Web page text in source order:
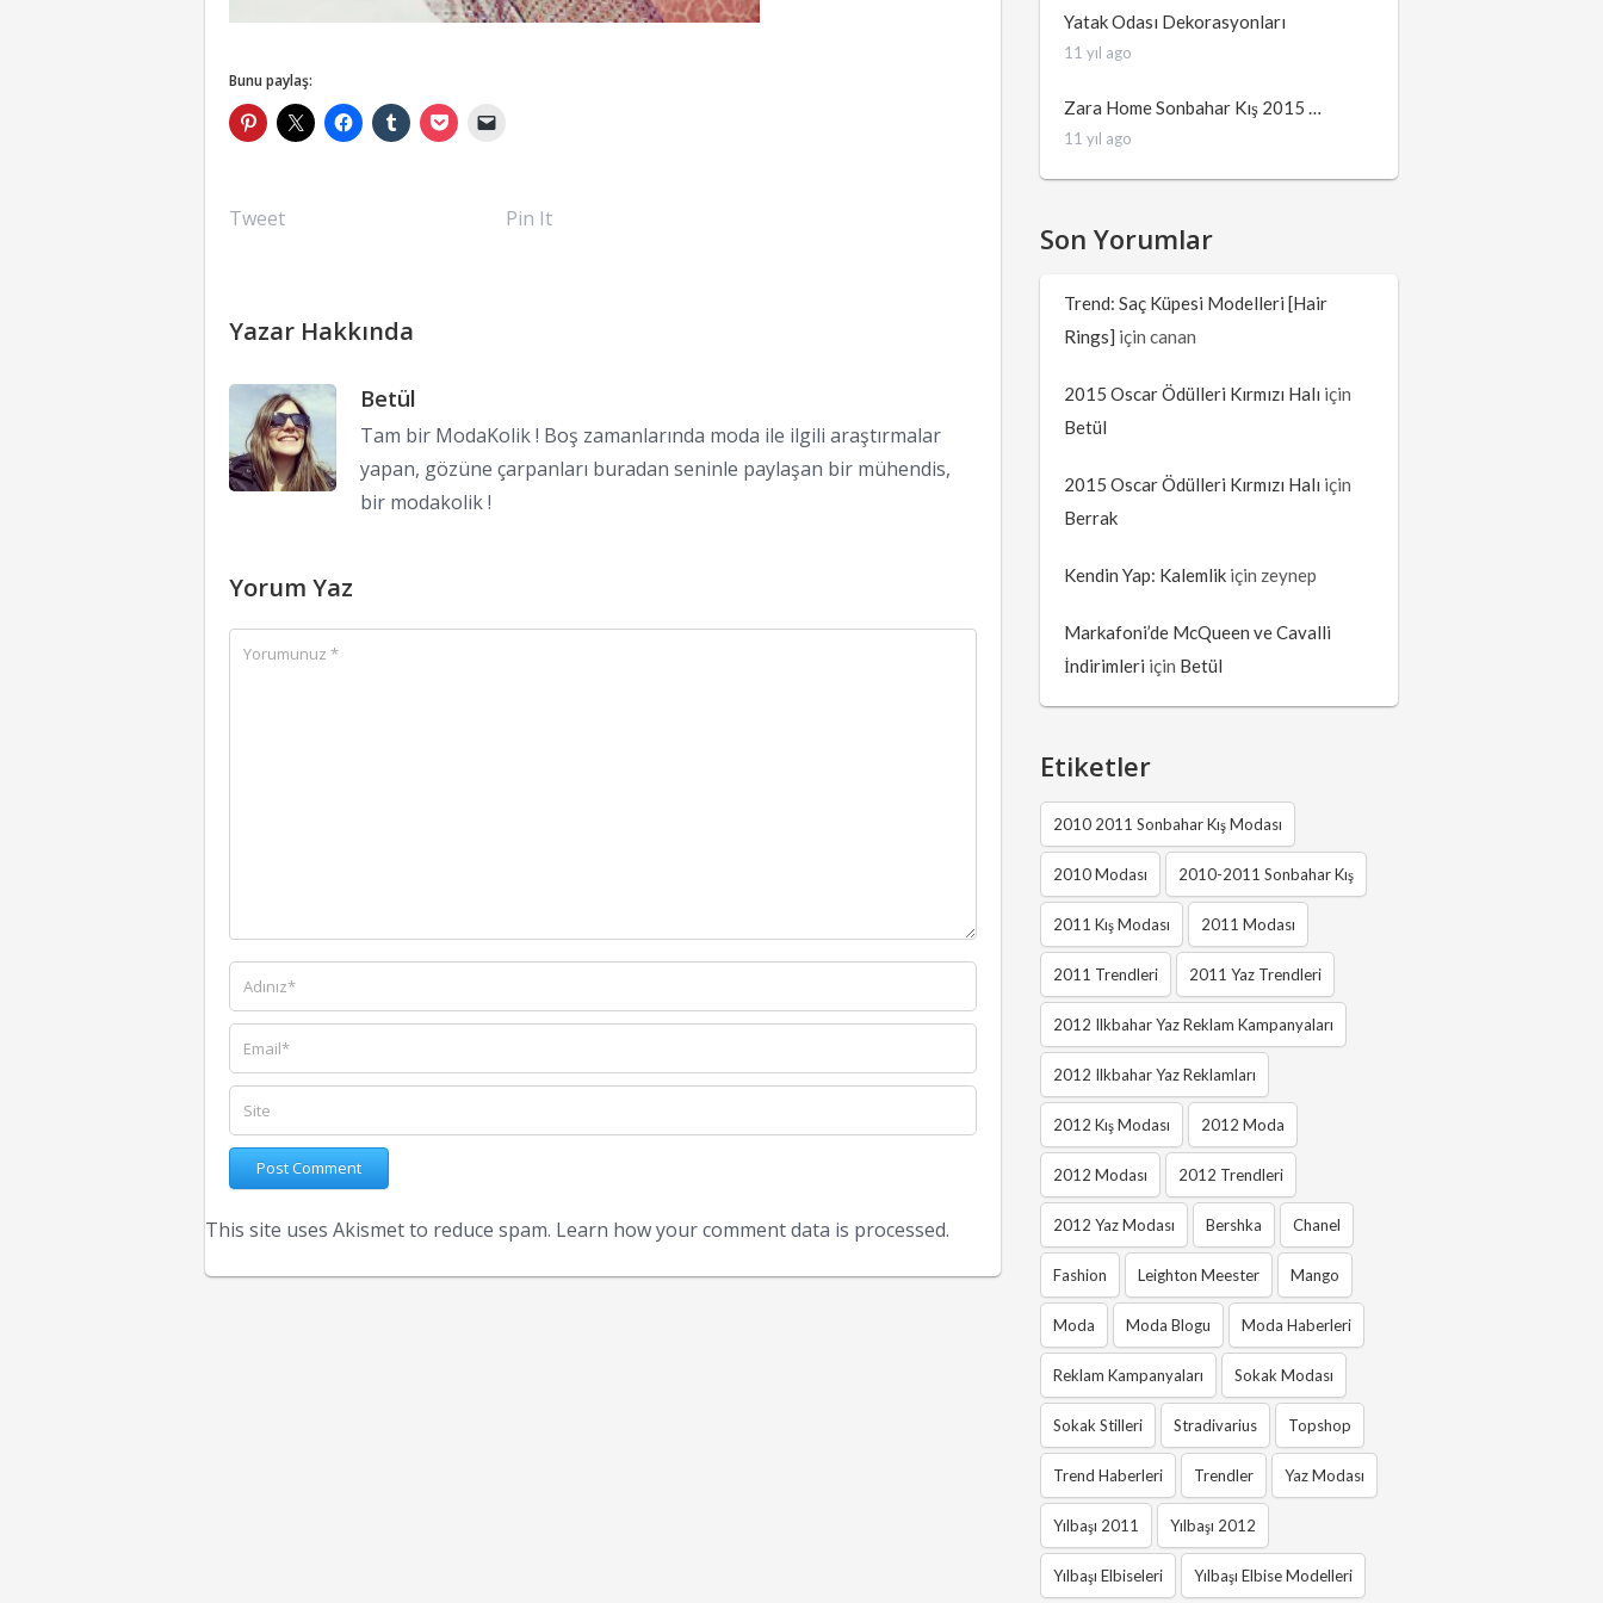
Bunu paylaş:
Tweet Pin It
Yazar Hakkında
Betül
Tam bir ModaKolik ! Boş zamanlarında moda ile ilgili araştırmalar
yapan, gözüne çarpanları buradan seninle paylaşan bir mühendis,
bir modakolik !
Yorum Yaz
This site uses Akismet to reduce spam. Learn how your comment data is processed.
Yatak Odası Dekorasyonları
11 yıl ago
Zara Home Sonbahar Kış 2015 …
11 yıl ago
Son Yorumlar
Trend: Saç Küpesi Modelleri [Hair
Rings] için canan
2015 Oscar Ödülleri Kırmızı Halı için
Betül
2015 Oscar Ödülleri Kırmızı Halı için
Berrak
Kendin Yap: Kalemlik için zeynep
Markafoni’de McQueen ve Cavalli
İndirimleri için Betül
Etiketler
2010 2011 Sonbahar Kış Modası
2010 Modası 2010-2011 Sonbahar Kış
2011 Kış Modası 2011 Modası
2011 Trendleri 2011 Yaz Trendleri
2012 Ilkbahar Yaz Reklam Kampanyaları
2012 Ilkbahar Yaz Reklamları
2012 Kış Modası 2012 Moda
2012 Modası 2012 Trendleri
2012 Yaz Modası Bershka Chanel
Fashion Leighton Meester Mango
Moda Moda Blogu Moda Haberleri
Reklam Kampanyaları Sokak Modası
Sokak Stilleri Stradivarius Topshop
Trend Haberleri Trendler Yaz Modası
Yılbaşı 2011 Yılbaşı 2012
Yılbaşı Elbiseleri Yılbaşı Elbise Modelleri